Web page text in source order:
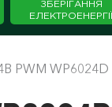
ЗБЕРІГАННЯ
ЕЛЕКТРОЕНЕРГІЇ
PWM WP6024D